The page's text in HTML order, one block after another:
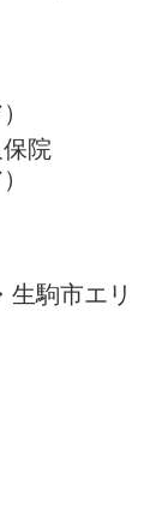
院
駒市エリ